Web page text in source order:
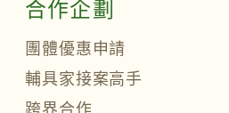
合作企劃
團體優惠申請
輔具家接案高手
跨界合作